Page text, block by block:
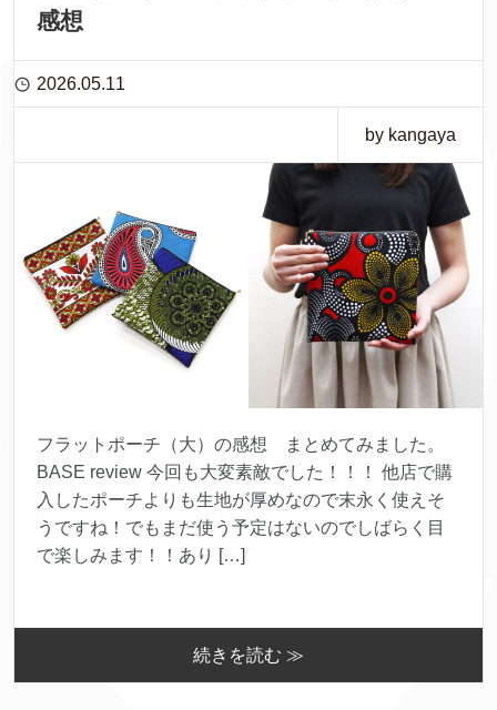
感想
2026.05.11
by kangaya
フラットポーチ（大）の感想 まとめてみました。
BASE review 今回も大変素敵でした！！！ 他店で購
入したポーチよりも生地が厚めなので末永く使えそ
うですね！でもまだ使う予定はないのでしばらく目
で楽しみます！！あり […]
続きを読む ≫